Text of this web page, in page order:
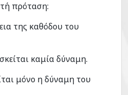
πρόταση:
της καθόδου του
καμία δύναμη.
μόνο η δύναμη του